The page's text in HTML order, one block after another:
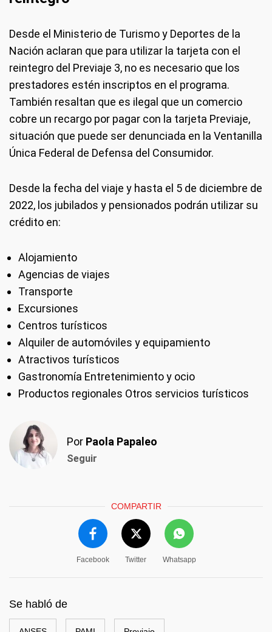
Desde el Ministerio de Turismo y Deportes de la
Nación aclaran que para utilizar la tarjeta con el
reintegro del Previaje 3, no es necesario que los
prestadores estén inscriptos en el programa.
También resaltan que es ilegal que un comercio
cobre un recargo por pagar con la tarjeta Previaje,
situación que puede ser denunciada en la Ventanilla
Única Federal de Defensa del Consumidor.
Desde la fecha del viaje y hasta el 5 de diciembre de
2022, los jubilados y pensionados podrán utilizar su
crédito en:
Alojamiento
Agencias de viajes
Transporte
Excursiones
Centros turísticos
Alquiler de automóviles y equipamiento
Atractivos turísticos
Gastronomía Entretenimiento y ocio
Productos regionales Otros servicios turísticos
Por Paola Papaleo
Seguir
COMPARTIR
Facebook Twitter Whatsapp
Se habló de